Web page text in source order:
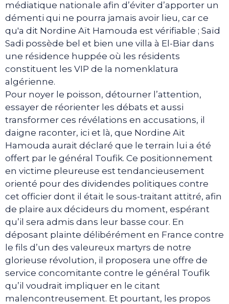
médiatique nationale afin d’éviter d’apporter un
démenti qui ne pourra jamais avoir lieu, car ce
qu'a dit Nordine Aït Hamouda est vérifiable ; Saïd
Sadi possède bel et bien une villa à El-Biar dans
une résidence huppée où les résidents
constituent les VIP de la nomenklatura
algérienne.
Pour noyer le poisson, détourner l’attention,
essayer de réorienter les débats et aussi
transformer ces révélations en accusations, il
daigne raconter, ici et là, que Nordine Aït
Hamouda aurait déclaré que le terrain lui a été
offert par le général Toufik. Ce positionnement
en victime pleureuse est tendancieusement
orienté pour des dividendes politiques contre
cet officier dont il était le sous-traitant attitré, afin
de plaire aux décideurs du moment, espérant
qu’il sera admis dans leur basse cour. En
déposant plainte délibérément en France contre
le fils d’un des valeureux martyrs de notre
glorieuse révolution, il proposera une offre de
service concomitante contre le général Toufik
qu’il voudrait impliquer en le citant
malencontreusement. Et pourtant, les propos